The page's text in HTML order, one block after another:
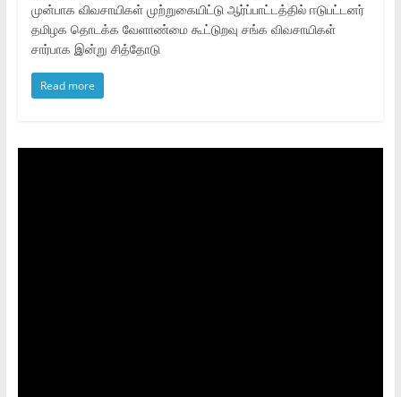
முன்பாக விவசாயிகள் முற்றுகையிட்டு ஆர்ப்பாட்டத்தில் ஈடுபட்டனர்
தமிழக தொடக்க வேளாண்மை கூட்டுறவு சங்க விவசாயிகள்
சார்பாக இன்று சித்தோடு
Read more